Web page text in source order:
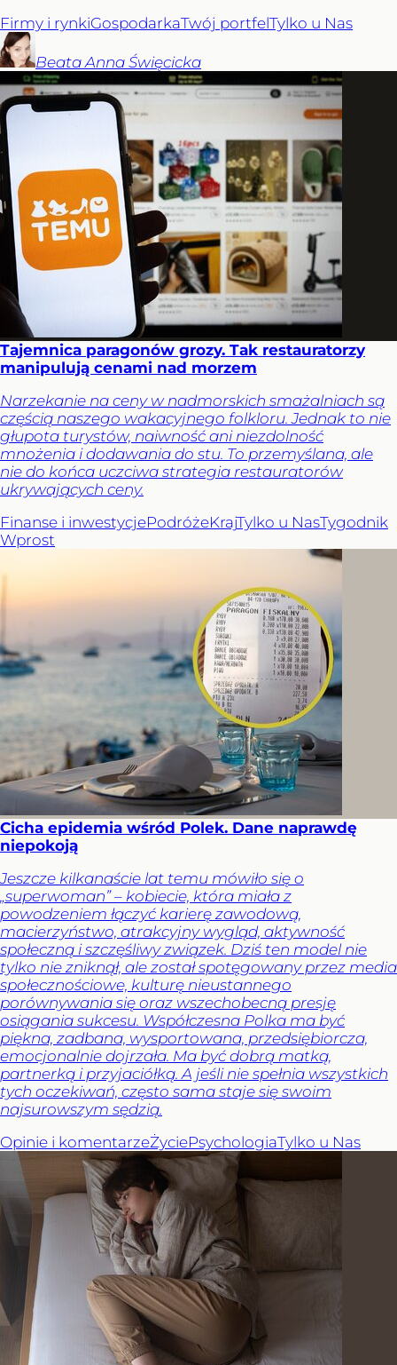
Firmy i rynkiGospodarkaTwój portfelTylko u Nas
Beata Anna Święcicka
Tajemnica paragonów grozy. Tak restauratorzy
manipulują cenami nad morzem
Narzekanie na ceny w nadmorskich smażalniach są
częścią naszego wakacyjnego folkloru. Jednak to nie
głupota turystów, naiwność ani niezdolność
mnożenia i dodawania do stu. To przemyślana, ale
nie do końca uczciwa strategia restauratorów
ukrywających ceny.
Finanse i inwestycjePodróżeKrajTylko u NasTygodnik
Wprost
Cicha epidemia wśród Polek. Dane naprawdę
niepokoją
Jeszcze kilkanaście lat temu mówiło się o
„superwoman” – kobiecie, która miała z
powodzeniem łączyć karierę zawodową,
macierzyństwo, atrakcyjny wygląd, aktywność
społeczną i szczęśliwy związek. Dziś ten model nie
tylko nie zniknął, ale został spotęgowany przez media
społecznościowe, kulturę nieustannego
porównywania się oraz wszechobecną presję
osiągania sukcesu. Współczesna Polka ma być
piękna, zadbana, wysportowana, przedsiębiorcza,
emocjonalnie dojrzała. Ma być dobrą matką,
partnerką i przyjaciółką. A jeśli nie spełnia wszystkich
tych oczekiwań, często sama staje się swoim
najsurowszym sędzią.
Opinie i komentarzeŻyciePsychologiaTylko u Nas